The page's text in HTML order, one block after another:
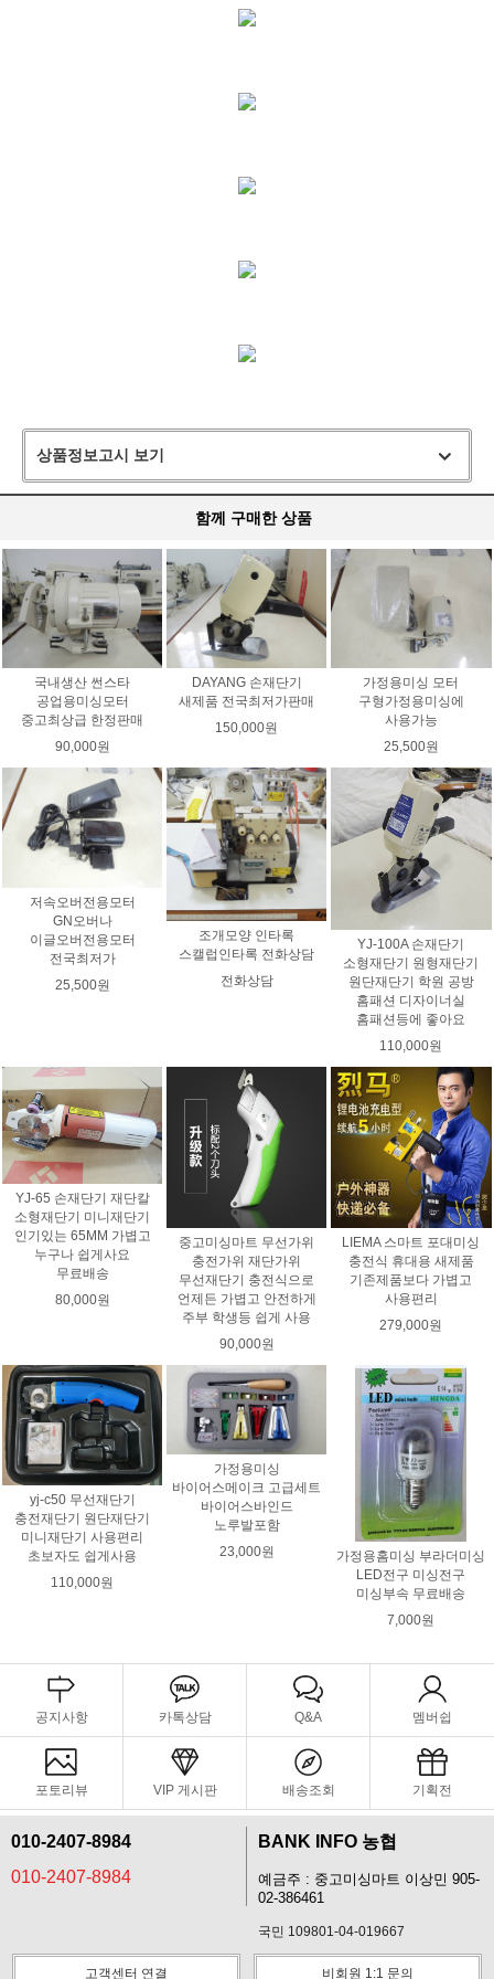
상품정보고시 보기
함께 구매한 상품
국내생산 썬스타
공업용미싱모터
중고최상급 한정판매
90,000원
DAYANG 손재단기
새제품 전국최저가판매
150,000원
가정용미싱 모터
구형가정용미싱에
사용가능
25,500원
저속오버전용모터
GN오버나
이글오버전용모터
전국최저가
25,500원
조개모양 인타록
스캘럽인타록 전화상담
전화상담
YJ-100A 손재단기
소형재단기 원형재단기
원단재단기 학원 공방
홈패션 디자이너실
홈패션등에 좋아요
110,000원
YJ-65 손재단기 재단칼
소형재단기 미니재단기
인기있는 65MM 가볍고
누구나 쉽게사요
무료배송
80,000원
중고미싱마트 무선가위
충전가위 재단가위
무선재단기 충전식으로
언제든 가볍고 안전하게
주부 학생등 쉽게 사용
90,000원
LIEMA 스마트 포대미싱
충전식 휴대용 새제품
기존제품보다 가볍고
사용편리
279,000원
yj-c50 무선재단기
충전재단기 원단재단기
미니재단기 사용편리
초보자도 쉽게사용
110,000원
가정용미싱
바이어스메이크 고급세트
바이어스바인드
노루발포함
23,000원
가정용홈미싱 부라더미싱
LED전구 미싱전구
미싱부속 무료배송
7,000원
공지사항 카톡상담 Q&A 멤버쉽
포토리뷰 VIP 게시판 배송조회 기획전
010-2407-8984
010-2407-8984
BANK INFO 농협
예금주 : 중고미싱마트 이상민 905-
02-386461
국민 109801-04-019667
고객센터 연결 비회원 1:1 문의